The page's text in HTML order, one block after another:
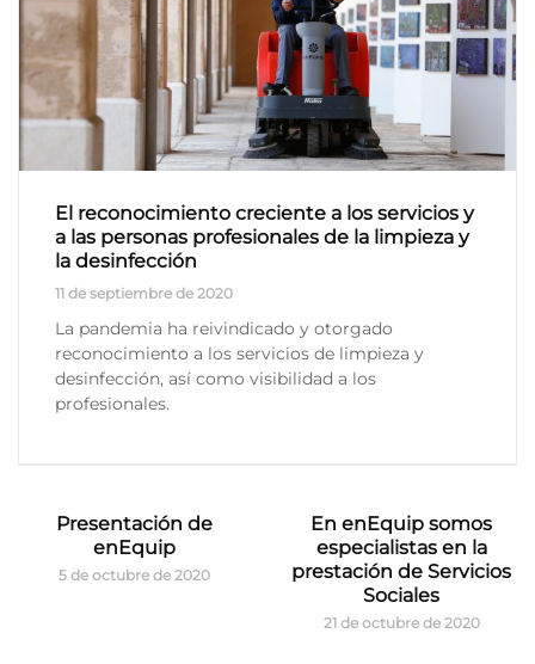
El reconocimiento creciente a los servicios y
a las personas profesionales de la limpieza y
la desinfección
11 de septiembre de 2020
La pandemia ha reivindicado y otorgado
reconocimiento a los servicios de limpieza y
desinfección, así como visibilidad a los
profesionales.
Presentación de
enEquip
5 de octubre de 2020
En enEquip somos
especialistas en la
prestación de Servicios
Sociales
21 de octubre de 2020